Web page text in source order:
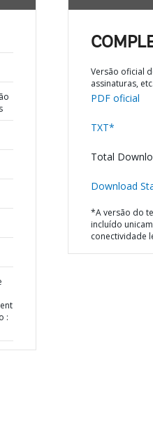
:
Versão oficial
assinaturas,
PDF oficial
TXT*
Total
Download
*A versão do
incluído
conectividade